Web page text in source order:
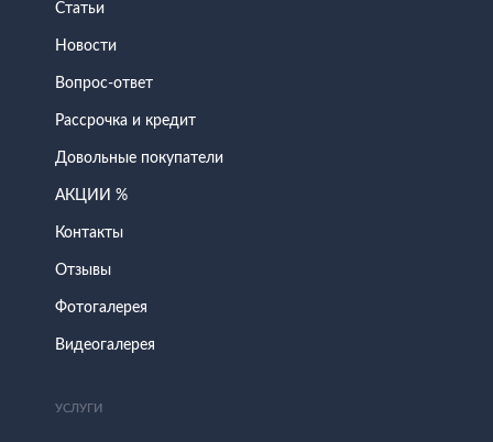
Статьи
Новости
Вопрос-ответ
Рассрочка и кредит
Довольные покупатели
АКЦИИ %
Контакты
Отзывы
Фотогалерея
Видеогалерея
УСЛУГИ